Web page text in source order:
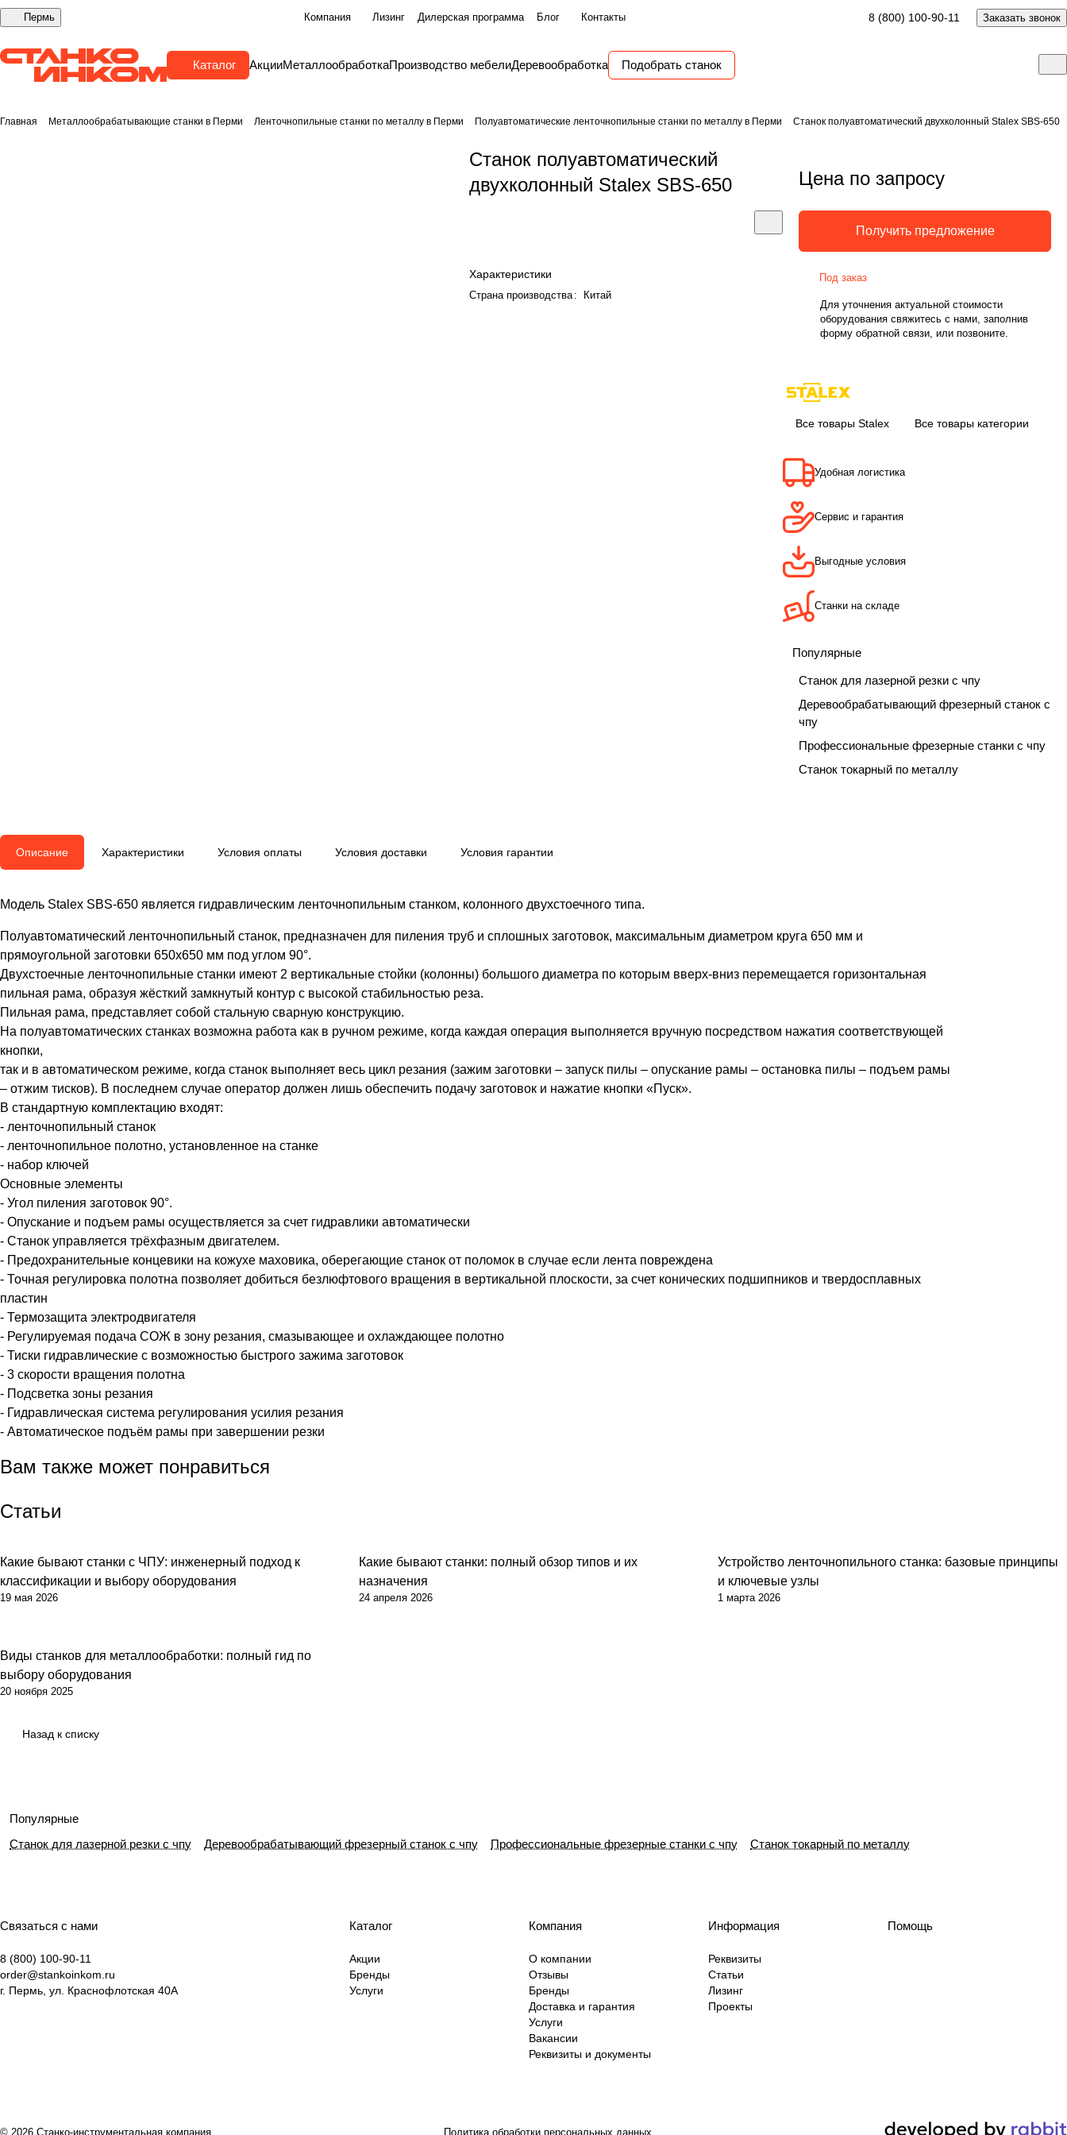
Пермь Компания Лизинг Дилерская программа Блог Контакты 8 (800) 100-90-11 Заказать звонок
Каталог АкцииМеталлообработкаПроизводство мебелиДеревообработка Подобрать станок
Главная Металлообрабатывающие станки в Перми Ленточнопильные станки по металлу в Перми Полуавтоматические ленточнопильные станки по металлу в Перми Станок полуавтоматический двухколонный Stalex SBS-650
Станок полуавтоматический
двухколонный Stalex SBS-650
Характеристики
Страна производства: Китай
Цена по запросу
Получить предложение
Под заказ
Для уточнения актуальной стоимости
оборудования свяжитесь с нами, заполнив
форму обратной связи, или позвоните.
Все товары Stalex Все товары категории
Удобная логистика
Сервис и гарантия
Выгодные условия
Станки на складе
Популярные
Станок для лазерной резки с чпу
Деревообрабатывающий фрезерный станок с
чпу
Профессиональные фрезерные станки с чпу
Станок токарный по металлу
Описание Характеристики Условия оплаты Условия доставки Условия гарантии
Модель Stalex SBS-650 является гидравлическим ленточнопильным станком, колонного двухстоечного типа.
Полуавтоматический ленточнопильный станок, предназначен для пиления труб и сплошных заготовок, максимальным диаметром круга 650 мм и
прямоугольной заготовки 650x650 мм под углом 90°.
Двухстоечные ленточнопильные станки имеют 2 вертикальные стойки (колонны) большого диаметра по которым вверх-вниз перемещается горизонтальная
пильная рама, образуя жёсткий замкнутый контур с высокой стабильностью реза.
Пильная рама, представляет собой стальную сварную конструкцию.
На полуавтоматических станках возможна работа как в ручном режиме, когда каждая операция выполняется вручную посредством нажатия соответствующей
кнопки,
так и в автоматическом режиме, когда станок выполняет весь цикл резания (зажим заготовки – запуск пилы – опускание рамы – остановка пилы – подъем рамы
– отжим тисков). В последнем случае оператор должен лишь обеспечить подачу заготовок и нажатие кнопки «Пуск».
В стандартную комплектацию входят:
- ленточнопильный станок
- ленточнопильное полотно, установленное на станке
- набор ключей
Основные элементы
- Угол пиления заготовок 90°.
- Опускание и подъем рамы осуществляется за счет гидравлики автоматически
- Станок управляется трёхфазным двигателем.
- Предохранительные концевики на кожухе маховика, оберегающие станок от поломок в случае если лента повреждена
- Точная регулировка полотна позволяет добиться безлюфтового вращения в вертикальной плоскости, за счет конических подшипников и твердосплавных
пластин
- Термозащита электродвигателя
- Регулируемая подача СОЖ в зону резания, смазывающее и охлаждающее полотно
- Тиски гидравлические с возможностью быстрого зажима заготовок
- 3 скорости вращения полотна
- Подсветка зоны резания
- Гидравлическая система регулирования усилия резания
- Автоматическое подъём рамы при завершении резки
Вам также может понравиться
Статьи
Какие бывают станки с ЧПУ: инженерный подход к
классификации и выбору оборудования
19 мая 2026
Какие бывают станки: полный обзор типов и их
назначения
24 апреля 2026
Устройство ленточнопильного станка: базовые принципы
и ключевые узлы
1 марта 2026
Виды станков для металлообработки: полный гид по
выбору оборудования
20 ноября 2025
Назад к списку
Популярные
Станок для лазерной резки с чпу
Деревообрабатывающий фрезерный станок с чпу Профессиональные фрезерные станки с чпу Станок токарный по металлу
Связаться с нами
8 (800) 100-90-11
order@stankoinkom.ru
г. Пермь, ул. Краснофлотская 40А
Каталог
Акции
Бренды
Услуги
Компания
О компании
Отзывы
Бренды
Доставка и гарантия
Услуги
Вакансии
Реквизиты и документы
Информация
Реквизиты
Статьи
Лизинг
Проекты
Помощь
© 2026 Станко-инструментальная компания Политика обработки персональных данных